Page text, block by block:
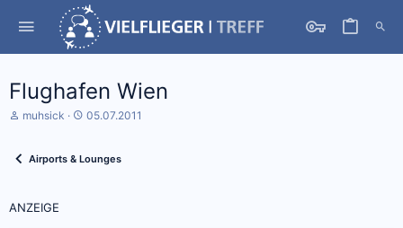
Flughafen Wien
S
r
*
muhsick
D
u
05.07.2011
Airports & Lounges
ANZEIGE